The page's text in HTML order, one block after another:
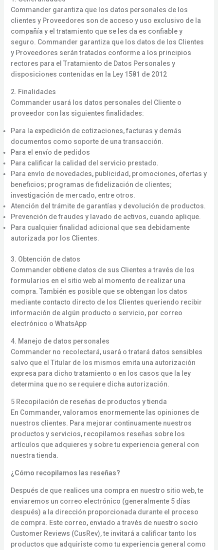
Commander garantiza que los datos personales de los
clientes y Proveedores son de acceso y uso exclusivo de la
compañía y el tratamiento que se les da es confiable y
seguro. Commander garantiza que los datos de los Clientes
y Proveedores serán tratados conforme a los principios
rectores para el Tratamiento de Datos Personales y
disposiciones contenidas en la Ley 1581 de 2012
2. Finalidades
Commander usará los datos personales del Cliente o
proveedor con las siguientes finalidades:
Para la expedición de cotizaciones, facturas y demás
documentos como soporte de una transacción.
Para el envío de pedidos
Para calificar la calidad del servicio prestado.
Para envío de novedades, publicidad, promociones, ofertas y
beneficios; programas de fidelización de clientes;
investigación de mercado, entre otros.
Atención del trámite de garantías y devolución de productos.
Prevención de fraudes y lavado de activos, cuando aplique.
Para cualquier finalidad adicional que sea debidamente
autorizada por los Clientes.
3. Obtención de datos
Commander obtiene datos de sus Clientes a través de los
formularios en el sitio web al momento de realizar una
compra. También es posible que se obtengan los datos
mediante contacto directo de los Clientes queriendo recibir
información de algún producto o servicio, por correo
electrónico o WhatsApp
4. Manejo de datos personales
Commander no recolectará, usará o tratará datos sensibles
salvo que el Titular de los mismos emita una autorización
expresa para dicho tratamiento o en los casos que la ley
determina que no se requiere dicha autorización.
5 Recopilación de reseñas de productos y tienda
En Commander, valoramos enormemente las opiniones de
nuestros clientes. Para mejorar continuamente nuestros
productos y servicios, recopilamos reseñas sobre los
artículos que adquieres y sobre tu experiencia general con
nuestra tienda.
¿Cómo recopilamos las reseñas?
Después de que realices una compra en nuestro sitio web, te
enviaremos un correo electrónico (generalmente 5 días
después) a la dirección proporcionada durante el proceso
de compra. Este correo, enviado a través de nuestro socio
Customer Reviews (CusRev), te invitará a calificar tanto los
productos que adquiriste como tu experiencia general como